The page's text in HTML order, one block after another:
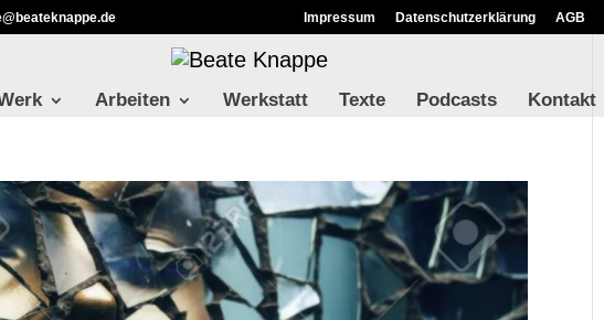
Impressum Datenschutzerklärung AGB
Arbeiten Werkstatt Texte Podcasts Kontakt